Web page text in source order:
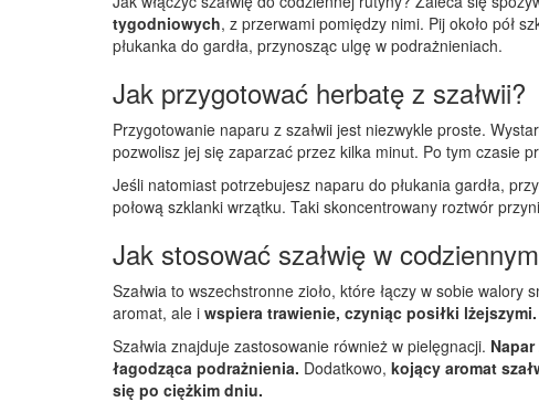
tygodniowych, z przerwami pomiędzy nimi. Pij około pół
płukanka do gardła, przynosząc ulgę w podrażnieniach.
Jak przygotować herbatę z szałwii?
Przygotowanie naparu z szałwii jest niezwykle proste.
pozwolisz jej się zaparzać przez kilka minut. Po tym czasie
Jeśli natomiast potrzebujesz naparu do płukania gardła,
połową szklanki wrzątku. Taki skoncentrowany roztwór
Jak stosować szałwię w
Szałwia to wszechstronne zioło, które łączy w sobie
aromat, ale i wspiera trawienie, czyniąc posiłki lżejszymi.
Szałwia znajduje zastosowanie również w pielęgnacji.
łagodząca podrażnienia. Dodatkowo, kojący aromat
się po ciężkim dniu.